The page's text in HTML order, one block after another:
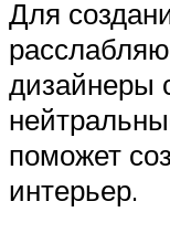
Для
дизайнеры
поможет
интерьер.